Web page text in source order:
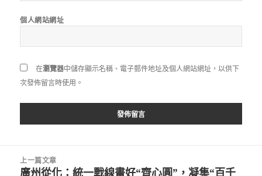
個人網站網址
在瀏覽器中儲存顯示名稱、電子郵件地址及個人網站網址，以供下
次發佈留言時使用。
上一篇文章
上
廣州從化：統一戰線畫好“齊心圓”，凝集“百千